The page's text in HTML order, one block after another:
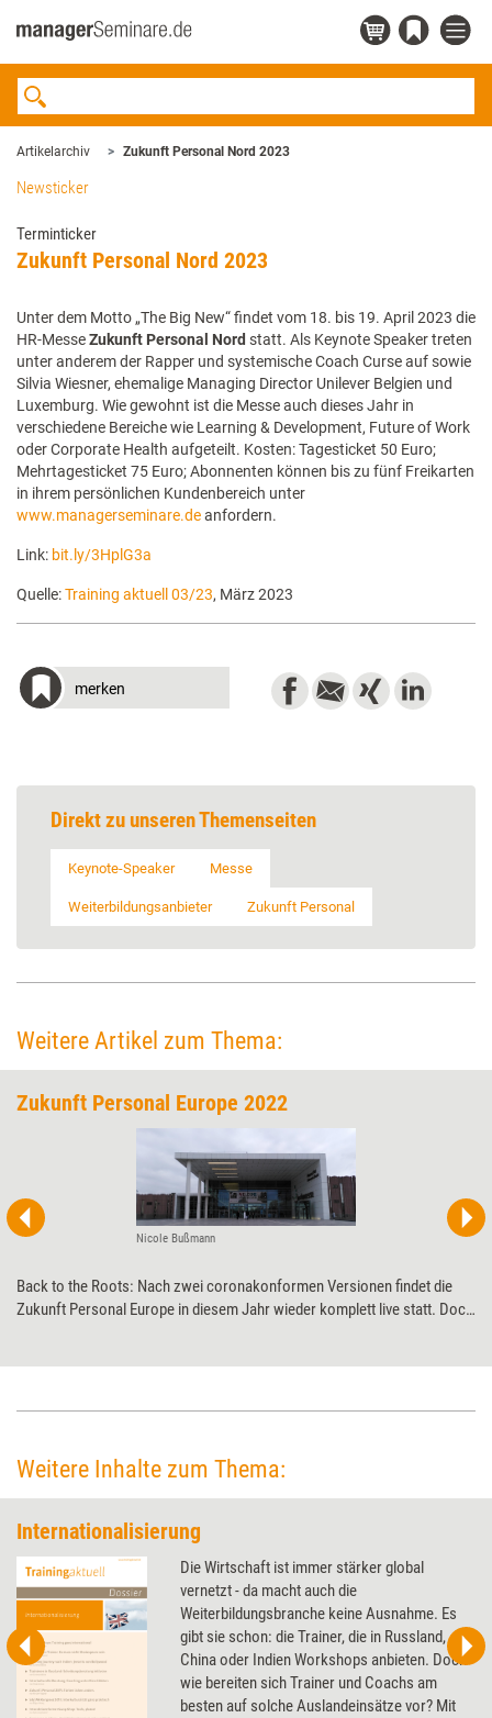
Artikelarchiv Zukunft Personal Nord 2023
Newsticker
Terminticker
Zukunft Personal Nord 2023
Unter dem Motto „The Big New“ findet vom 18. bis 19. April 2023 die
HR-MesseZukunft Personal Nord statt. Als Keynote Speaker treten
unter anderem der Rapper und systemische Coach Curse auf sowie
Silvia Wiesner, ehemalige Managing Director Unilever Belgien und
Luxemburg. Wie gewohnt ist die Messe auch dieses Jahr in
verschiedene Bereiche wie Learning & Development, Future of Work
oder Corporate Health aufgeteilt. Kosten: Tagesticket 50 Euro;
Mehrtagesticket 75 Euro; Abonnenten können bis zu fünf Freikarten
in ihrem persönlichen Kundenbereich unter
www.managerseminare.deanfordern.
Link: bit.ly/3HplG3a
Quelle:Training aktuell 03/23, März 2023
merken
Direkt zu unseren Themenseiten
Keynote-Speaker Messe
Weiterbildungsanbieter Zukunft Personal
Weitere Artikel zum Thema:
Zukunft Personal Europe 2022
Nicole Bußmann
Back to the Roots: Nach zwei coronakonformen Versionen findet die
Zukunft Personal Europe in diesem Jahr wieder komplett live statt. Doch
Weitere Inhalte zum Thema:
Internationalisierung
Die Wirtschaft ist immer stärker global
vernetzt - da macht auch die
Weiterbildungsbranche keine Ausnahme. Es
gibt sie schon: die Trainer, die in Russland,
China oder Indien Workshops anbieten. Doch
wie bereiten sich Trainer und Coachs am
besten auf solche Auslandeinsätze vor? Mit